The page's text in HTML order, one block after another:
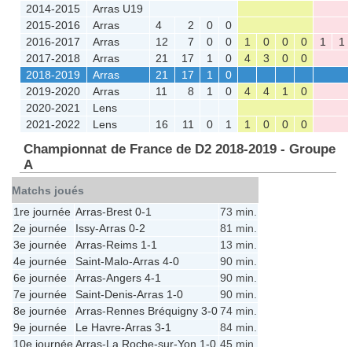
2014-2015
Arras U19
2015-2016
Arras 4 2 0
0
2016-2017
Arras 12 7 0 0 1 0 0 0 1
1
2017-2018
Arras 21 17 1 0 4 3 0
0
2018-2019
Arras 21 17 1
0
2019-2020
Arras 11 8 1 0 4 4 1
0
2020-2021
Lens
2021-2022
Lens 16 11 0 1 1 0 0 0
Championnat de France de D2 2018-2019 - Groupe
A
Matchs joués
1re journée Arras-Brest 0-1
73 min.
2e journée
Issy-Arras 0-2
81 min.
3e journée
Arras-Reims 1-1
13 min.
4e journée
Saint-Malo-Arras 4-0
90 min.
6e journée
Arras-Angers 4-1
90 min.
7e journée
Saint-Denis-Arras 1-0
90 min.
8e journée
Arras-Rennes Bréquigny 3-074 min.
9e journée
Le Havre-Arras 3-1
84 min.
10e journéeArras-La Roche-sur-Yon 1-0 45 min.